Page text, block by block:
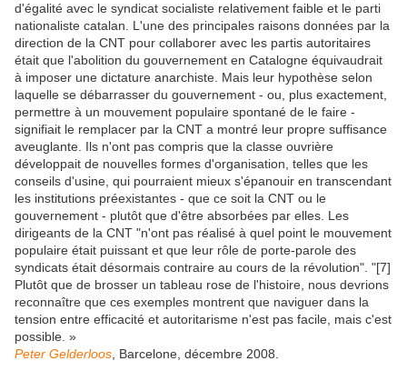
d'égalité avec le syndicat socialiste relativement faible et le parti
nationaliste catalan. L'une des principales raisons données par la
direction de la CNT pour collaborer avec les partis autoritaires
était que l'abolition du gouvernement en Catalogne équivaudrait
à imposer une dictature anarchiste. Mais leur hypothèse selon
laquelle se débarrasser du gouvernement - ou, plus exactement,
permettre à un mouvement populaire spontané de le faire -
signifiait le remplacer par la CNT a montré leur propre suffisance
aveuglante. Ils n'ont pas compris que la classe ouvrière
développait de nouvelles formes d'organisation, telles que les
conseils d'usine, qui pourraient mieux s'épanouir en transcendant
les institutions préexistantes - que ce soit la CNT ou le
gouvernement - plutôt que d'être absorbées par elles. Les
dirigeants de la CNT "n'ont pas réalisé à quel point le mouvement
populaire était puissant et que leur rôle de porte-parole des
syndicats était désormais contraire au cours de la révolution". "[7]
Plutôt que de brosser un tableau rose de l'histoire, nous devrions
reconnaître que ces exemples montrent que naviguer dans la
tension entre efficacité et autoritarisme n'est pas facile, mais c'est
possible. »
Peter Gelderloos , Barcelone, décembre 2008.